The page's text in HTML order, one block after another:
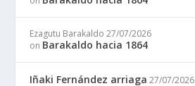
Ezagutu Barakaldo 27/07/2026
on Barakaldo hacia 1864
Iñaki Fernández arriaga 27/07/2026